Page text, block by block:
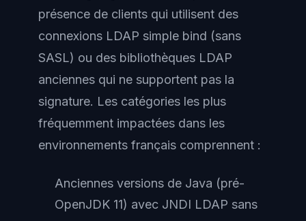
présence de clients qui utilisent des
connexions LDAP simple bind (sans
SASL) ou des bibliothèques LDAP
anciennes qui ne supportent pas la
signature. Les catégories les plus
fréquemment impactées dans les
environnements français comprennent :
Anciennes versions de Java (pré-
OpenJDK 11) avec JNDI LDAP sans